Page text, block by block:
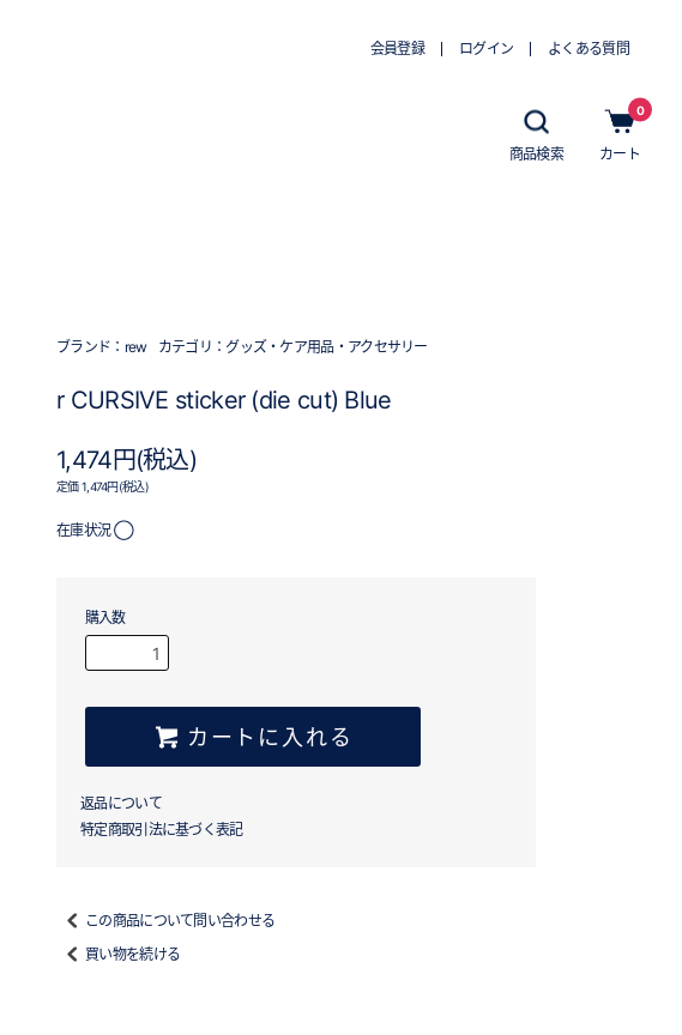
会員登録 ログイン よくある質問
商品検索 カート
0
ブランド： rew カテゴリ： グッズ・ケア用品・アクセサリー
r CURSIVE sticker (die cut) Blue
1,474円(税込)
定価 1,474円(税込)
在庫状況 ◯
購入数
カートに入れる
返品について
特定商取引法に基づく表記
この商品について問い合わせる
買い物を続ける